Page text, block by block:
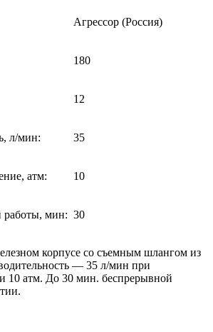
Агрессор (Россия)
180
12
л/мин: 35
атм: 10
работы, мин: 30
корпусе со съемным шлангом из
— 35 л/мин при
10 атм. До 30 мин. беспрерывной